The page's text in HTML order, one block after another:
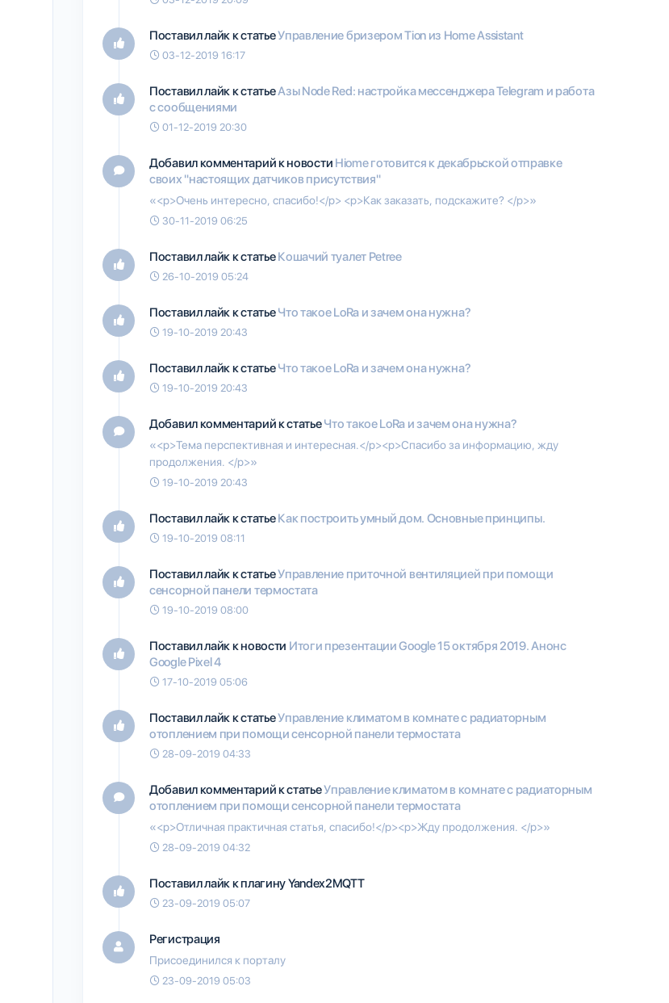
Поставил лайк к статьеУправление бризером Tion из Home Assistant
03-12-2019 16:17
Поставил лайк к статьеАзы Node Red: настройка мессенджера Telegram и работа
с сообщениями
01-12-2019 20:30
Добавил комментарий к новости Hiome готовится к декабрьской отправке
своих "настоящих датчиков присутствия"
«<p>Очень интересно, спасибо!</p> <p>Как заказать, подскажите? </p>»
30-11-2019 06:25
Поставил лайк к статьеКошачий туалет Petree
26-10-2019 05:24
Поставил лайк к статьеЧто такое LoRa и зачем она нужна?
19-10-2019 20:43
Поставил лайк к статьеЧто такое LoRa и зачем она нужна?
19-10-2019 20:43
Добавил комментарий к статьеЧто такое LoRa и зачем она нужна?
«<p>Тема перспективная и интересная.</p><p>Спасибо за информацию, жду
продолжения. </p>»
19-10-2019 20:43
Поставил лайк к статьеКак построить умный дом. Основные принципы.
19-10-2019 08:11
Поставил лайк к статьеУправление приточной вентиляцией при помощи
сенсорной панели термостата
19-10-2019 08:00
Поставил лайк к новости Итоги презентации Google 15 октября 2019. Анонс
Google Pixel 4
17-10-2019 05:06
Поставил лайк к статьеУправление климатом в комнате с радиаторным
отоплением при помощи сенсорной панели термостата
28-09-2019 04:33
Добавил комментарий к статьеУправление климатом в комнате с радиаторным
отоплением при помощи сенсорной панели термостата
«<p>Отличная практичная статья, спасибо!</p><p>Жду продолжения. </p>»
28-09-2019 04:32
Поставил лайк к плагинуYandex2MQTT
23-09-2019 05:07
Регистрация
Присоединился к порталу
23-09-2019 05:03